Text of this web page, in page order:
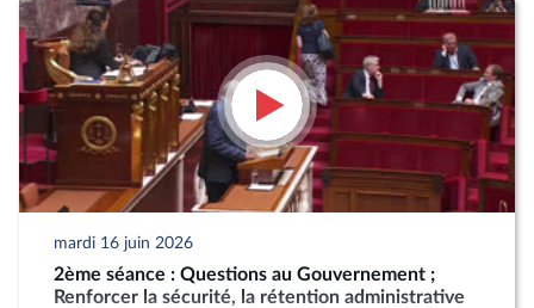
mardi 16 juin 2026
2ème séance : Questions au Gouvernement ;
Renforcer la sécurité, la rétention administrative